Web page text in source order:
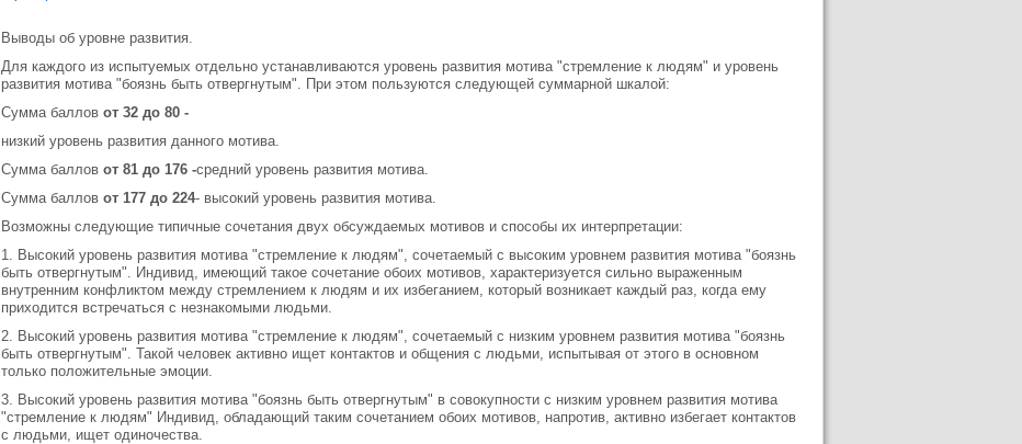
Выводы об уровне развития.
Для каждого из испытуемых отдельно устанавливаются уровень развития мотива "стремление к людям" и уровень
развития мотива "боязнь быть отвергнутым". При этом пользуются следующей суммарной шкалой:
Сумма баллов от 32 до 80 -
низкий уровень развития данного мотива.
Сумма баллов от 81 до 176 -средний уровень развития мотива.
Сумма баллов от 177 до 224- высокий уровень развития мотива.
Возможны следующие типичные сочетания двух обсуждаемых мотивов и способы их интерпретации:
1. Высокий уровень развития мотива "стремление к людям", сочетаемый с высоким уровнем развития мотива "боязнь
быть отвергнутым". Индивид, имеющий такое сочетание обоих мотивов, характеризуется сильно выраженным
внутренним конфликтом между стремлением к людям и их избеганием, который возникает каждый раз, когда ему
приходится встречаться с незнакомыми людьми.
2. Высокий уровень развития мотива "стремление к людям", сочетаемый с низким уровнем развития мотива "боязнь
быть отвергнутым". Такой человек активно ищет контактов и общения с людьми, испытывая от этого в основном
только положительные эмоции.
3. Высокий уровень развития мотива "боязнь быть отвергнутым" в совокупности с низким уровнем развития мотива
"стремление к людям" Индивид, обладающий таким сочетанием обоих мотивов, напротив, активно избегает контактов
с людьми, ищет одиночества.